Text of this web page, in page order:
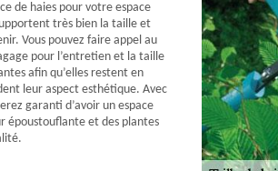
de haies pour votre espace
très bien la taille et
Vous pouvez faire appel au
pour l’entretien et la taille
afin qu’elles restent en
leur aspect esthétique. Avec
garanti d’avoir un espace
époustouflante et des plantes